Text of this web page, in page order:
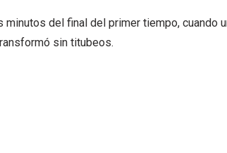
del final del primer tiempo, cuando
sin titubeos.